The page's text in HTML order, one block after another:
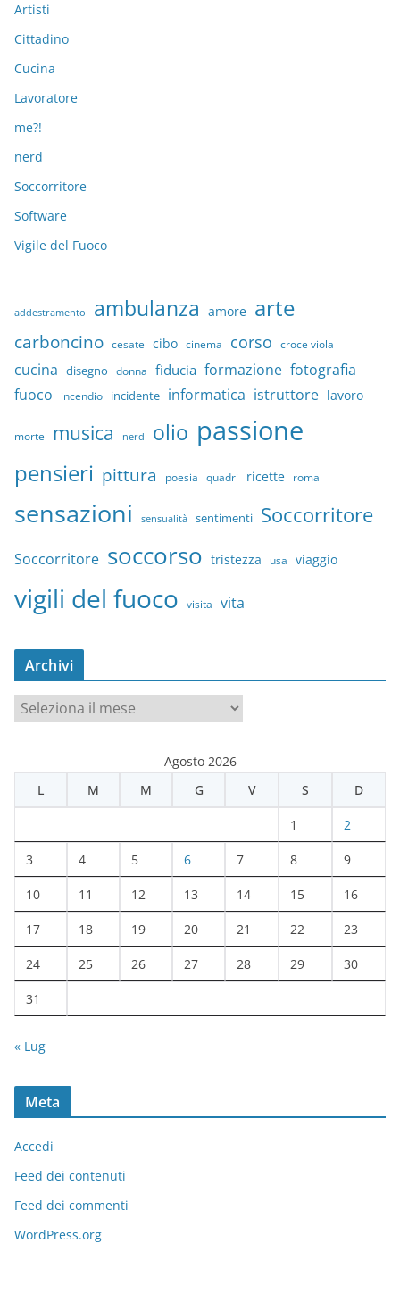
Artisti
Cittadino
Cucina
Lavoratore
me?!
nerd
Soccorritore
Software
Vigile del Fuoco
addestramento ambulanza amore arte
carboncino cesate cibo cinema corso croce viola
cucina disegno donna fiducia formazione fotografia
fuoco
incendio incidente informatica istruttore lavoro
morte musica nerd olio passione
pensieri pittura poesia quadri ricette roma
sensazioni sensualità sentimenti Soccorritore
Soccorritore soccorso tristezza usa viaggio
vigili del fuoco visita vita
Archivi
r
h
i
Agosto 2026
L
M M G V S D
1 2
3 4 5 6 7 8 9
10 11 12 13 14 15 16
17 18 19 20 21 22 23
24 25 26 27 28 29 30
31
« Lug
Meta
Accedi
Feed dei contenuti
Feed dei commenti
WordPress.org